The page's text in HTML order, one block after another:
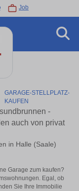
Job
GARAGE-STELLPLATZ-
KAUFEN
-
auch von privat
in Halle (Saale)
Garage zum kaufen?
Egal, ob
Sie Ihre Immobilie